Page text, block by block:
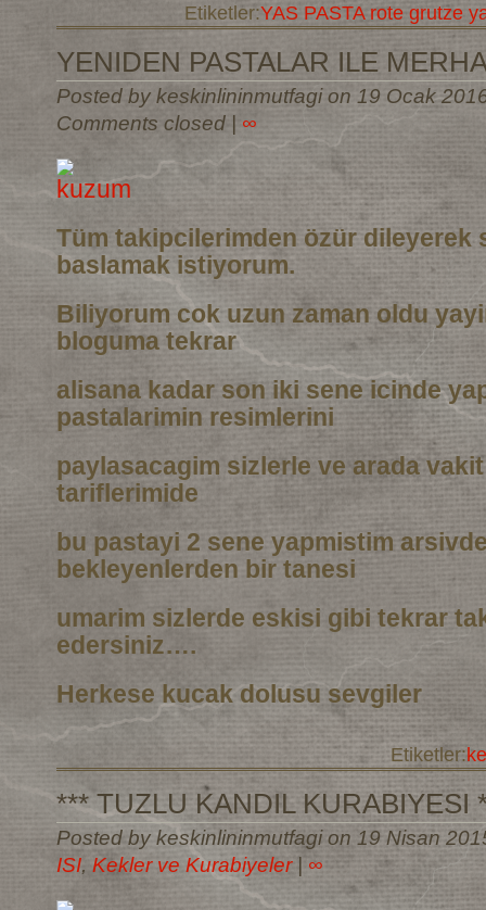
Etiketler:YAS PASTA rote grutze
YENIDEN PASTALAR ILE
Posted by keskinlininmutfagi on 19 Ocak
Comments closed| ∞
Tüm takipcilerimden özür dileyerek
baslamak istiyorum.
Biliyorum cok uzun zaman oldu
bloguma tekrar
alisana kadar son iki sene icinde
pastalarimin resimlerini
paylasacagim sizlerle ve arada
tariflerimide
bu pastayi 2 sene yapmistim
bekleyenlerden bir tanesi
umarim sizlerde eskisi gibi tekrar
edersiniz….
Herkese kucak dolusu sevgiler
Etiketler:
*** TUZLU KANDIL KURABIYESI
Posted by keskinlininmutfagi on 19 Nisan
ISI, Kekler ve Kurabiyeler ∞